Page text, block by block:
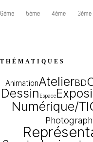
6ème 5ème 4ème 3ème
THÉMATIQUES
AnimationAtelierBD
Dessin Espace
Numérique/